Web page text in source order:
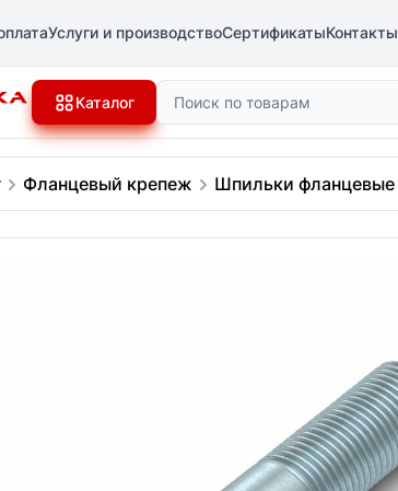
Услуги и производствоСертификатыКонтакты
Каталог Поиск
Фланцевый крепеж Шпильки фланцевые